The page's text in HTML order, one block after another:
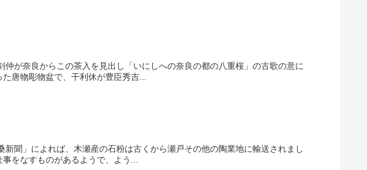
が奈良からこの茶入を見出し「いにしへの奈良の都の八重桜」の古歌の意に
唐物彫物盆で、干利休が豊臣秀吉...
聞」によれば、木瀬産の石粉は古くから瀬戸その他の陶業地に輸送されまし
をなすものがあるようで、よう...